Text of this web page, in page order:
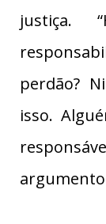
justiça.
perdão?
isso.